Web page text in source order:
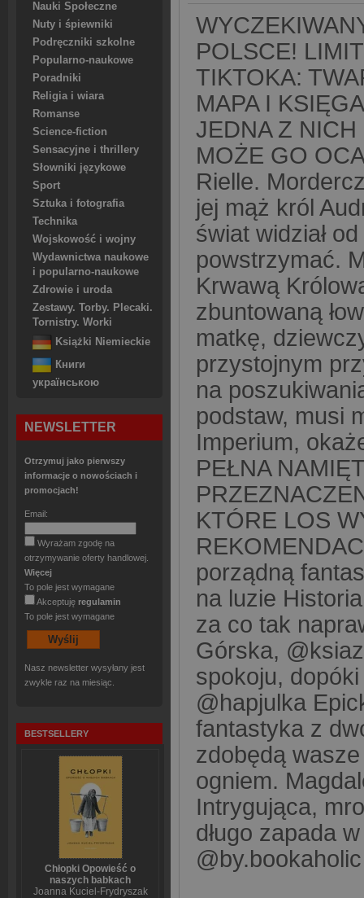
Nauki Społeczne
Nuty i śpiewniki
Podręczniki szkolne
Popularno-naukowe
Poradniki
Religia i wiara
Romanse
Science-fiction
Sensacyjne i thrillery
Słowniki językowe
Sport
Sztuka i fotografia
Technika
Wojskowość i wojny
Wydawnictwa naukowe
i popularno-naukowe
Zdrowie i uroda
Zestawy. Torby. Plecaki.
Tornistry. Worki
Książki Niemieckie
Книги
українською
NEWSLETTER
Otrzymuj jako pierwszy
informacje o nowościach i
promocjach!
Email:
Wyrażam zgodę na
otrzymywanie oferty handlowej.
Więcej
To pole jest wymagane
Akceptuję regulamin
To pole jest wymagane
Nasz newsletter wysyłany jest
zwykle raz na miesiąc.
BESTSELLERY
Chłopki Opowieść o
naszych babkach
Joanna Kuciel-Frydryszak
POLSCE!
TIKTOKA:
MAPA I
JEDNA Z
MOŻE GO
Rielle.
jej mąż król
świat widział
powstrzymać.
Krwawą
zbuntowaną
matkę,
przystojnym
na
podstaw, musi
Imperium,
PEŁNA
KTÓRE LOS
porządną
na luzie
za co tak
Górska,
spokoju,
@hapjulka
fantastyka z
zdobędą
ogniem.
Intrygująca,
długo zapada
@by.bookaholic